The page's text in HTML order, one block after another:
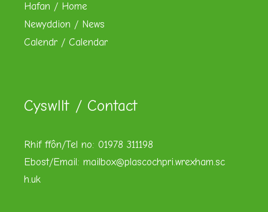
Hafan / Home
Newyddion / News
Calendr / Calendar
Cyswllt / Contact
Rhif ffôn/Tel no: 01978 311198
Ebost/Email: mailbox@plascochpri.wrexham.sc
h.uk